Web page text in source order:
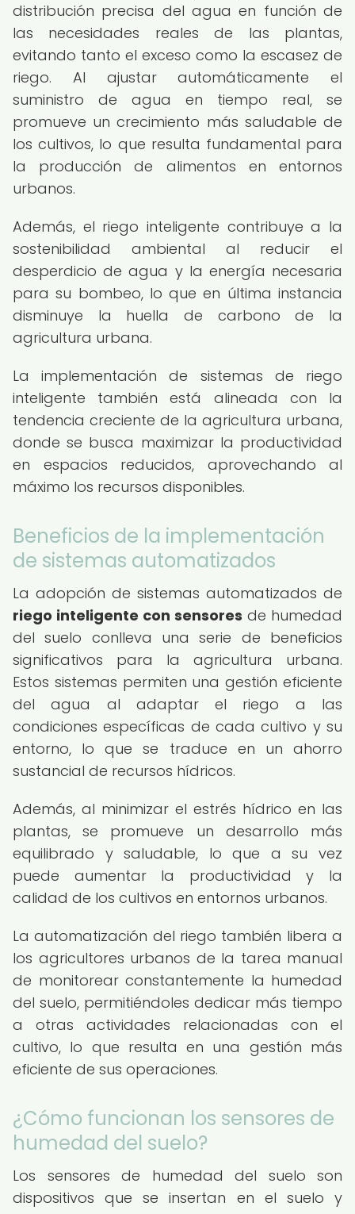
distribución precisa del agua en función de
las necesidades reales de las plantas,
evitando tanto el exceso como la escasez de
riego. Al ajustar automáticamente el
suministro de agua en tiempo real, se
promueve un crecimiento más saludable de
los cultivos, lo que resulta fundamental para
la producción de alimentos en entornos
urbanos.
Además, el riego inteligente contribuye a la
sostenibilidad ambiental al reducir el
desperdicio de agua y la energía necesaria
para su bombeo, lo que en última instancia
disminuye la huella de carbono de la
agricultura urbana.
La implementación de sistemas de riego
inteligente también está alineada con la
tendencia creciente de la agricultura urbana,
donde se busca maximizar la productividad
en espacios reducidos, aprovechando al
máximo los recursos disponibles.
Beneficios de la implementación
de sistemas automatizados
La adopción de sistemas automatizados de
riego inteligente con sensores de humedad
del suelo conlleva una serie de beneficios
significativos para la agricultura urbana.
Estos sistemas permiten una gestión eficiente
del agua al adaptar el riego a las
condiciones específicas de cada cultivo y su
entorno, lo que se traduce en un ahorro
sustancial de recursos hídricos.
Además, al minimizar el estrés hídrico en las
plantas, se promueve un desarrollo más
equilibrado y saludable, lo que a su vez
puede aumentar la productividad y la
calidad de los cultivos en entornos urbanos.
La automatización del riego también libera a
los agricultores urbanos de la tarea manual
de monitorear constantemente la humedad
del suelo, permitiéndoles dedicar más tiempo
a otras actividades relacionadas con el
cultivo, lo que resulta en una gestión más
eficiente de sus operaciones.
¿Cómo funcionan los sensores de
humedad del suelo?
Los sensores de humedad del suelo son
dispositivos que se insertan en el suelo y